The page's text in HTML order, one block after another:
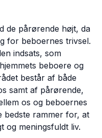
de pårørende højt, da
for beboernes trivsel.
indsats, som
beboere og
består af både
samt af pårørende,
os og beboernes
bedste rammer for, at
og meningsfuldt liv.